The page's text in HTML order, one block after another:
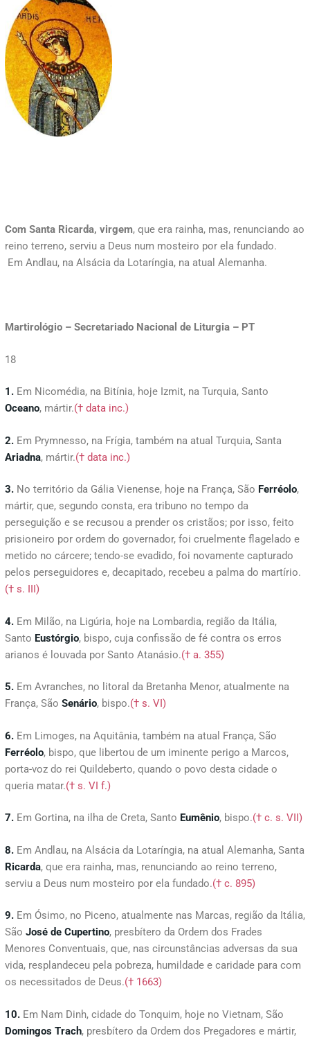
Com Santa Ricarda, virgem, que era rainha, mas, renunciando ao
reino terreno, serviu a Deus num mosteiro por ela fundado.
Em Andlau, na Alsácia da Lotaríngia, na atual Alemanha.
Martirológio – Secretariado Nacional de Liturgia – PT
18
1. Em Nicomédia, na Bitínia, hoje Izmit, na Turquia, Santo
Oceano, mártir.(† data inc.)
2. Em Prymnesso, na Frígia, também na atual Turquia, Santa
Ariadna, mártir.(† data inc.)
3. No território da Gália Vienense, hoje na França, São Ferréolo,
mártir, que, segundo consta, era tribuno no tempo da
perseguição e se recusou a prender os cristãos; por isso, feito
prisioneiro por ordem do governador, foi cruelmente flagelado e
metido no cárcere; tendo-se evadido, foi novamente capturado
pelos perseguidores e, decapitado, recebeu a palma do martírio.
(† s. III)
4. Em Milão, na Ligúria, hoje na Lombardia, região da Itália,
Santo Eustórgio, bispo, cuja confissão de fé contra os erros
arianos é louvada por Santo Atanásio.(† a. 355)
5. Em Avranches, no litoral da Bretanha Menor, atualmente na
França, São Senário, bispo.(† s. VI)
6. Em Limoges, na Aquitânia, também na atual França, São
Ferréolo, bispo, que libertou de um iminente perigo a Marcos,
porta-voz do rei Quildeberto, quando o povo desta cidade o
queria matar.(† s. VI f.)
7. Em Gortina, na ilha de Creta, Santo Eumênio, bispo.(† c. s. VII)
8. Em Andlau, na Alsácia da Lotaríngia, na atual Alemanha, Santa
Ricarda, que era rainha, mas, renunciando ao reino terreno,
serviu a Deus num mosteiro por ela fundado.(† c. 895)
9. Em Ósimo, no Piceno, atualmente nas Marcas, região da Itália,
São José de Cupertino, presbítero da Ordem dos Frades
Menores Conventuais, que, nas circunstâncias adversas da sua
vida, resplandeceu pela pobreza, humildade e caridade para com
os necessitados de Deus.(† 1663)
10. Em Nam Dinh, cidade do Tonquim, hoje no Vietnam, São
Domingos Trach, presbítero da Ordem dos Pregadores e mártir,